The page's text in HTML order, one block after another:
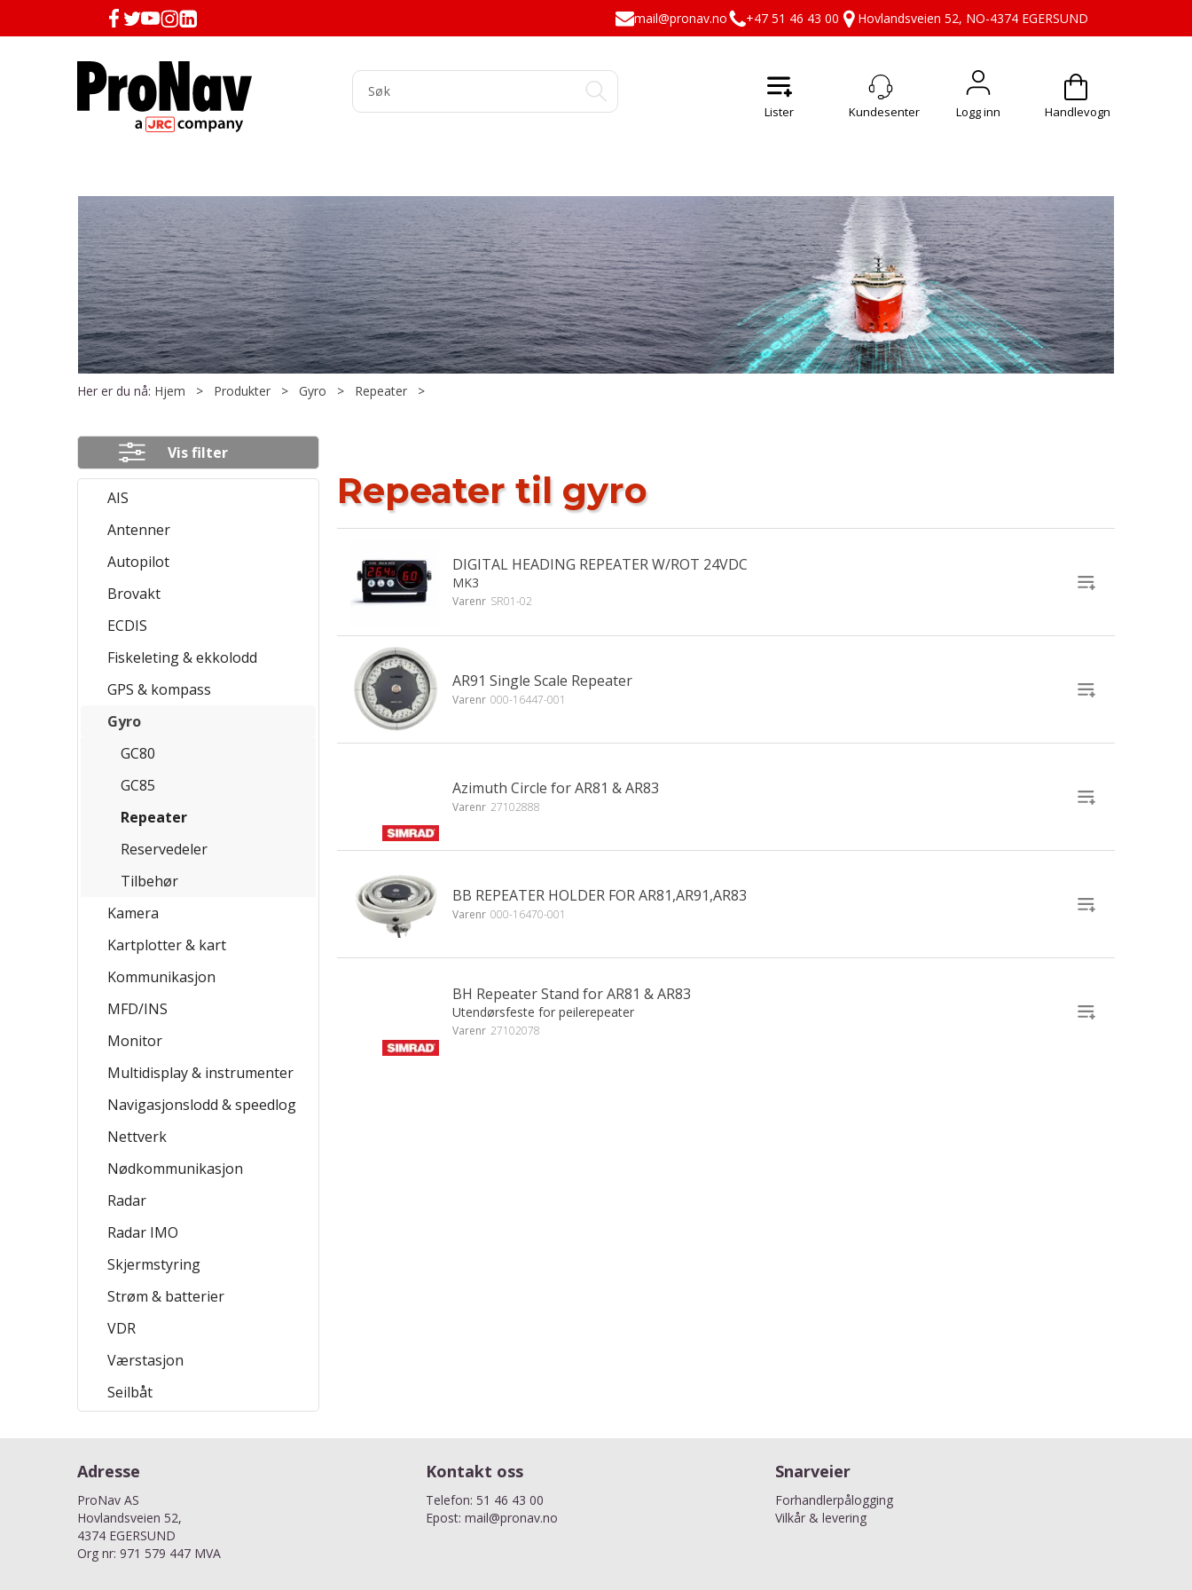
mail@pronav.no +47 51 46 43 00 Hovlandsveien 52, NO-4374 EGERSUND
Logg inn Handlevogn
Produkter
Her er du nå: Hjem > Produkter > Gyro > Repeater >
Vis filter
AIS
Antenner
Autopilot
Brovakt
ECDIS
Fiskeleting & ekkolodd
GPS & kompass
Gyro
GC80
GC85
Repeater
Reservedeler
Tilbehør
Kamera
Kartplotter & kart
Kommunikasjon
MFD/INS
Monitor
Multidisplay & instrumenter
Navigasjonslodd & speedlog
Nettverk
Nødkommunikasjon
Radar
Radar IMO
Skjermstyring
Strøm & batterier
VDR
Værstasjon
Seilbåt
Repeater til gyro
DIGITAL HEADING REPEATER W/ROT 24VDC
MK3
Varenr SR01-02
AR91 Single Scale Repeater
Varenr 000-16447-001
Azimuth Circle for AR81 & AR83
Varenr 27102888
BB REPEATER HOLDER FOR AR81,AR91,AR83
Varenr 000-16470-001
BH Repeater Stand for AR81 & AR83
Utendørsfeste for peilerepeater
Varenr 27102078
Adresse
ProNav AS
Hovlandsveien 52,
4374 EGERSUND
Org nr: 971 579 447 MVA
Kontakt oss
Telefon: 51 46 43 00
Epost:mail@pronav.no
Snarveier
Forhandlerpålogging
Vilkår & levering